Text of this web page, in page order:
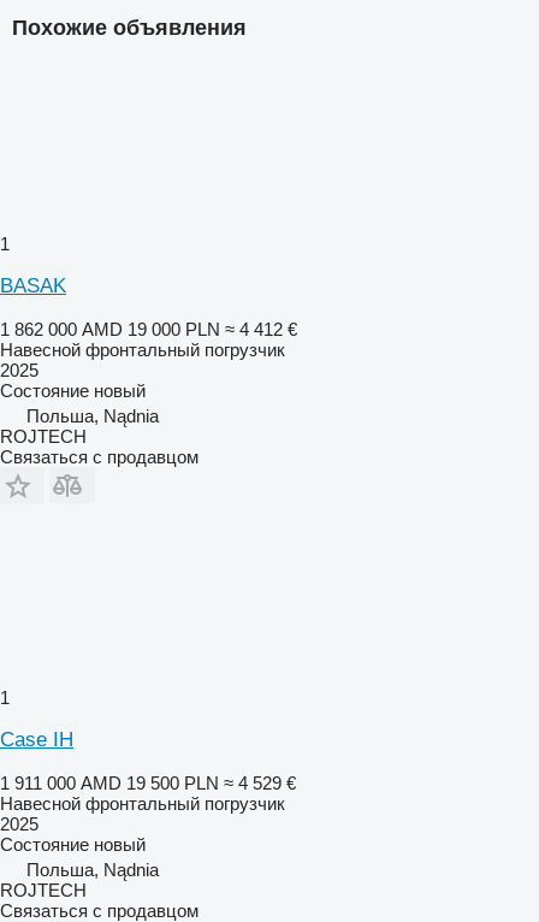
Похожие объявления
1
BASAK
1 862 000 AMD 19 000 PLN ≈ 4 412 €
Навесной фронтальный погрузчик
2025
Состояние новый
Польша, Nądnia
ROJTECH
Связаться с продавцом
1
Case IH
1 911 000 AMD 19 500 PLN ≈ 4 529 €
Навесной фронтальный погрузчик
2025
Состояние новый
Польша, Nądnia
ROJTECH
Связаться с продавцом